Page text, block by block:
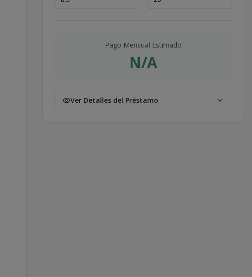
Pago Mensual Estimado
N/A
Ver Detalles del Préstamo